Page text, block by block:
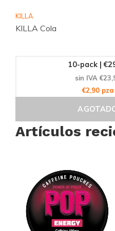
KILLA
KILLA Cola
10-pack |
sin IVA
€2,90 pza
Artículos